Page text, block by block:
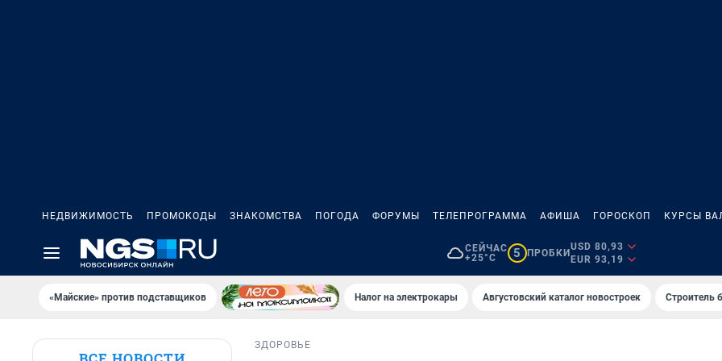
НЕДВИЖИМОСТЬ ПРОМОКОДЫ ЗНАКОМСТВА ПОГОДА ФОРУМЫ ТЕЛЕПРОГРАММА АФИША ГОРОСКОП КУРСЫ
СЕЙЧАС
+25°C
5 ПРОБКИ
USD 80,93
EUR 93,19
«Майские» против подставщиков Налог на электрокары Августовский каталог новостроек Строитель
ЗДОРОВЬЕ